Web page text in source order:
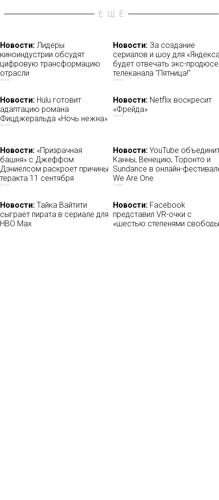
ЕЩЁ
Новости: Лидеры
киноиндустрии обсудят
цифровую трансформацию
отрасли
08/12/2021
Новости:За создание
сериалов и шоу для
будет отвечать экс-
телеканала "Пятница!"
21/05/2019
Новости: Hulu готовит
адаптацию романа
Фицджеральда «Ночь нежна»
05/11/2018
Новости:Netflix воскресит
«Фрейда»
09/07/2018
Новости: «Призрачная
башня» с Джеффом
Дэниелсом раскроет причины
теракта 11 сентября
22/12/2017
Новости:YouTube
Канны, Венецию, Торонто и
Sundance в онлайн-
We Are One
27/04/2020
Новости: Тайка Вайтити
сыграет пирата в сериале для
HBO Max
Новости:Facebook
представил VR-очки с
«шестью степенями